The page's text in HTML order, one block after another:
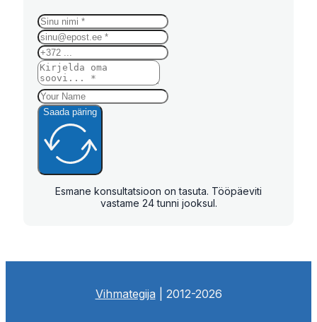
Saada päring
Esmane konsultatsioon on tasuta. Tööpäeviti
vastame 24 tunni jooksul.
Vihmategija | 2012-2026